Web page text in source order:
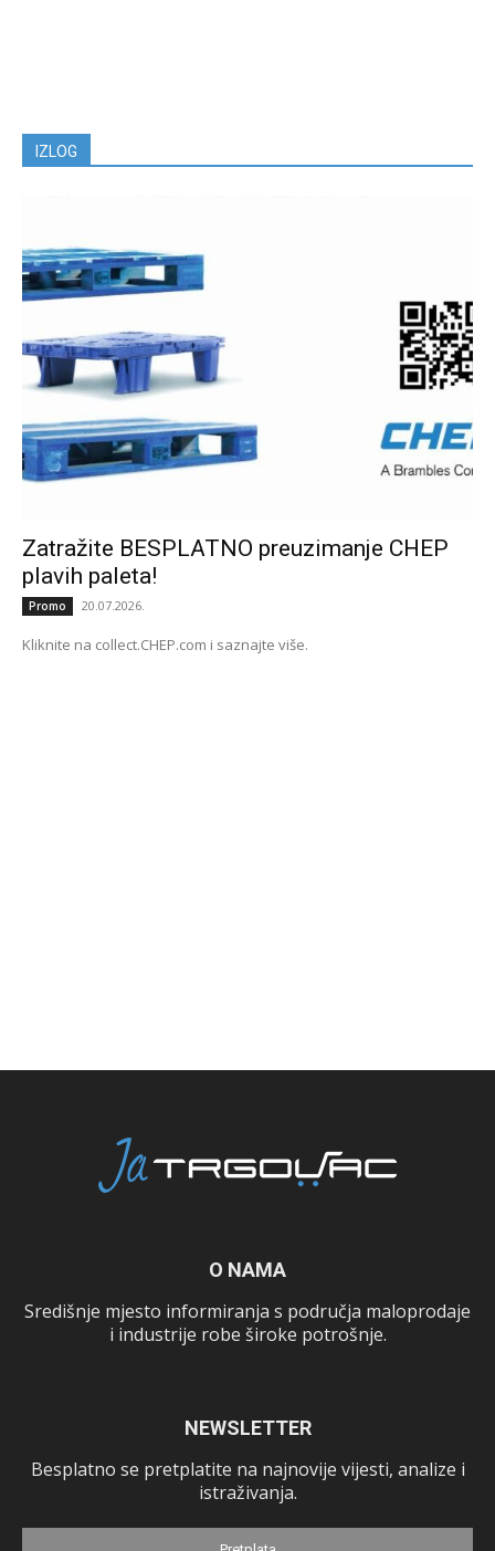
IZLOG
Zatražite BESPLATNO preuzimanje CHEP
plavih paleta!
Promo 20.07.2026.
Kliknite na collect.CHEP.com i saznajte više.
O NAMA
Središnje mjesto informiranja s područja maloprodaje
i industrije robe široke potrošnje.
NEWSLETTER
Besplatno se pretplatite na najnovije vijesti, analize i
istraživanja.